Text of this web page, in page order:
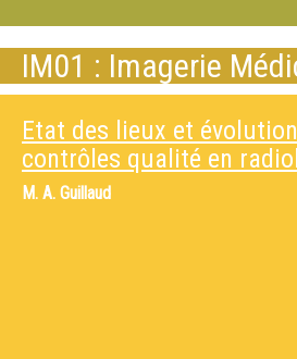
IM01 : Imagerie
Etat des lieux et
contrôles qualité en
M. A. Guillaud